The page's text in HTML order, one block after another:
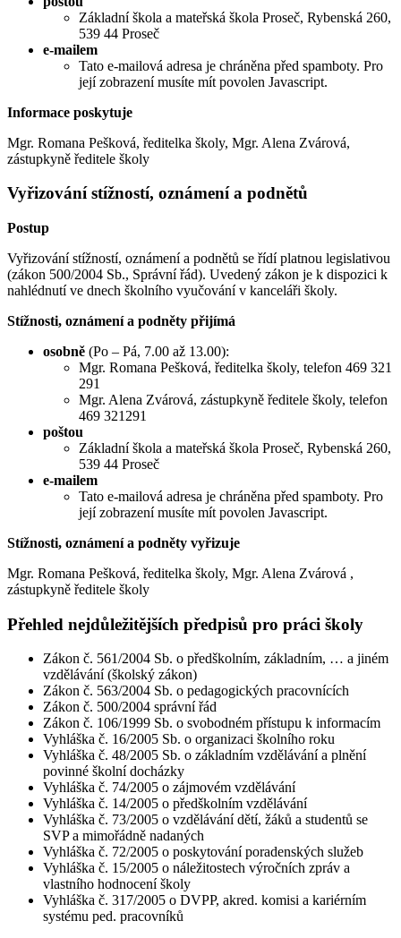
Základní škola a mateřská škola Proseč, Rybenská 260,
539 44 Proseč
e-mailem
Tato e-mailová adresa je chráněna před spamboty. Pro
její zobrazení musíte mít povolen Javascript.
Informace poskytuje
Mgr. Romana Pešková, ředitelka školy, Mgr. Alena Zvárová,
zástupkyně ředitele školy
Vyřizování stížností, oznámení a podnětů
Postup
Vyřizování stížností, oznámení a podnětů se řídí platnou legislativou
(zákon 500/2004 Sb., Správní řád). Uvedený zákon je k dispozici k
nahlédnutí ve dnech školního vyučování v kanceláři školy.
Stížnosti, oznámení a podněty přijímá
osobně (Po – Pá, 7.00 až 13.00):
Mgr. Romana Pešková, ředitelka školy, telefon 469 321
291
Mgr. Alena Zvárová, zástupkyně ředitele školy, telefon
469 321291
poštou
Základní škola a mateřská škola Proseč, Rybenská 260,
539 44 Proseč
e-mailem
Tato e-mailová adresa je chráněna před spamboty. Pro
její zobrazení musíte mít povolen Javascript.
Stížnosti, oznámení a podněty vyřizuje
Mgr. Romana Pešková, ředitelka školy, Mgr. Alena Zvárová ,
zástupkyně ředitele školy
Přehled nejdůležitějších předpisů pro práci školy
Zákon č. 561/2004 Sb. o předškolním, základním, … a jiném
vzdělávání (školský zákon)
Zákon č. 563/2004 Sb. o pedagogických pracovnících
Zákon č. 500/2004 správní řád
Zákon č. 106/1999 Sb. o svobodném přístupu k informacím
Vyhláška č. 16/2005 Sb. o organizaci školního roku
Vyhláška č. 48/2005 Sb. o základním vzdělávání a plnění
povinné školní docházky
Vyhláška č. 74/2005 o zájmovém vzdělávání
Vyhláška č. 14/2005 o předškolním vzdělávání
Vyhláška č. 73/2005 o vzdělávání dětí, žáků a studentů se
SVP a mimořádně nadaných
Vyhláška č. 72/2005 o poskytování poradenských služeb
Vyhláška č. 15/2005 o náležitostech výročních zpráv a
vlastního hodnocení školy
Vyhláška č. 317/2005 o DVPP, akred. komisi a kariérním
systému ped. pracovníků